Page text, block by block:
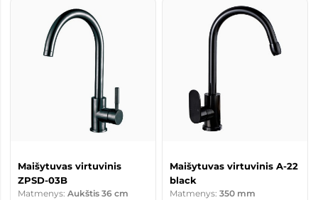
Maišytuvas virtuvinis
ZPSD-03B
Matmenys: Aukštis 36 cm
Maišytuvas virtuvinis A-22
black
Matmenys: 350 mm